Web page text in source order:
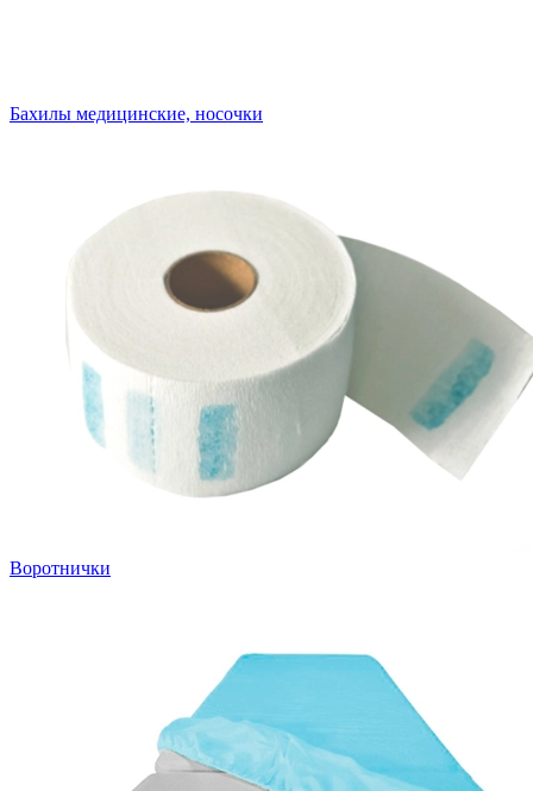
Бахилы медицинские, носочки
Воротнички